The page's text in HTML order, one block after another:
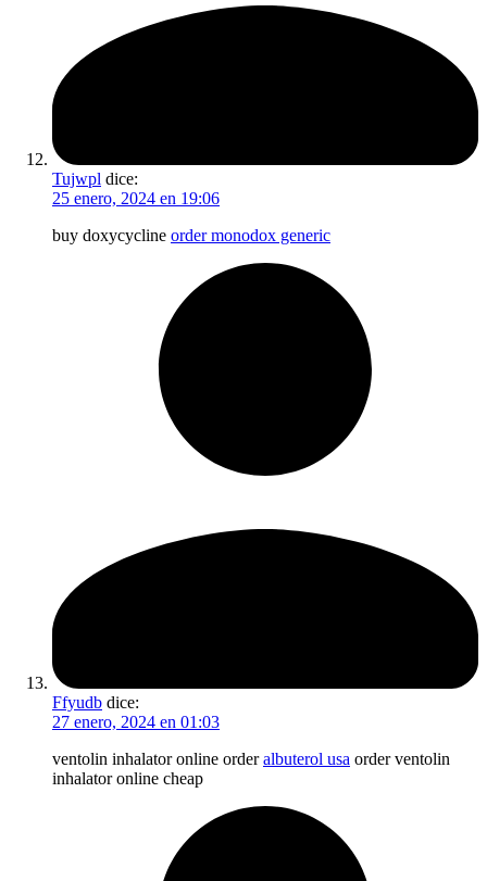
Tujwpl dice:
25 enero, 2024 en 19:06
buy doxycycline order monodox generic
Ffyudb dice:
27 enero, 2024 en 01:03
ventolin inhalator online orderalbuterol usa order ventolin
inhalator online cheap